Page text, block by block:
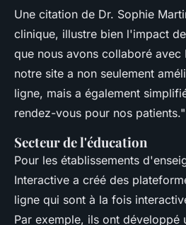
Une citation de Dr. Sophie
clinique, illustre bien l'impact
que nous avons collaboré avec
notre site a non seulement
ligne, mais a également
rendez-vous pour nos patients."
Secteur de l'éducation
Pour les établissements
Interactive a créé des
ligne qui sont à la fois
Par exemple, ils ont développé